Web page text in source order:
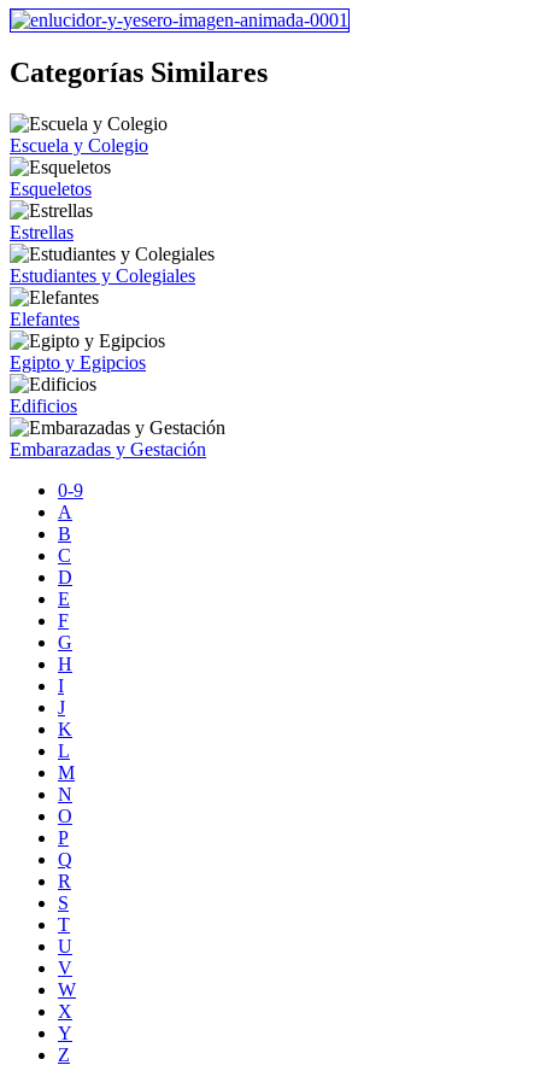
Categorías Similares
Escuela y Colegio
Esqueletos
Estrellas
Estudiantes y Colegiales
Elefantes
Egipto y Egipcios
Edificios
Embarazadas y Gestación
0-9
A
B
C
D
E
F
G
H
I
J
K
L
M
N
O
P
Q
R
S
T
U
V
W
X
Y
Z